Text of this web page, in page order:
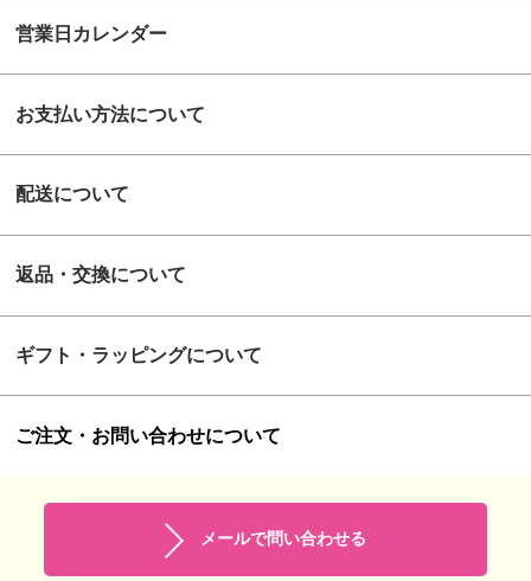
営業日カレンダー
お支払い方法について
配送について
返品・交換について
ギフト・ラッピングについて
ご注文・お問い合わせについて
メールで問い合わせる